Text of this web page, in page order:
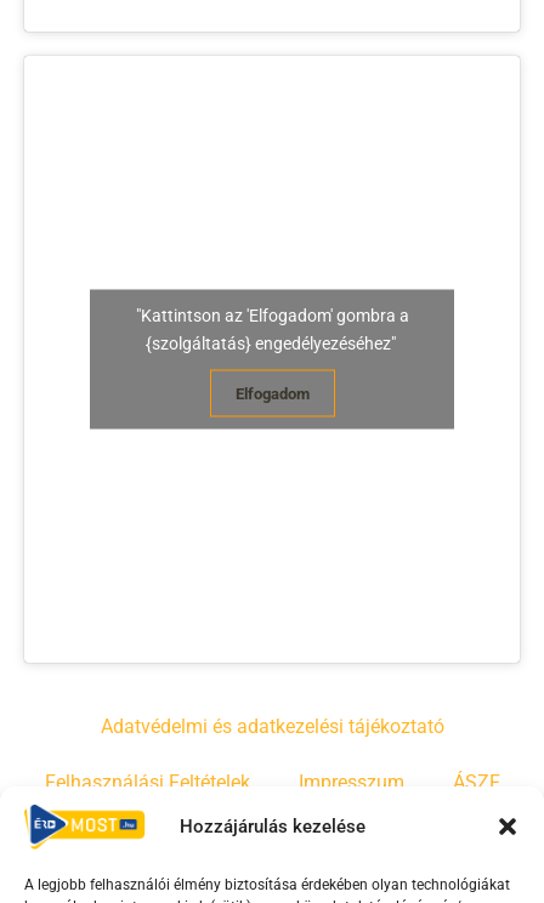
Hozzájárulás kezelése
A legjobb felhasználói élmény biztosítása érdekében olyan technológiákat
"Kattintson az 'Elfogadom' gombra a
{szolgáltatás} engedélyezéséhez"
Elfogadom
Adatvédelmi és adatkezelési tájékoztató
Felhasználási Feltételek Impresszum ÁSZF
Irányelvek Moderálási szabályzat